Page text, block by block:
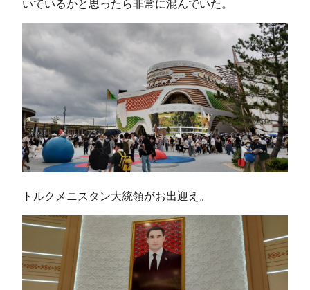
いているかと思ったら非常に混んでいた。
トルクメニスタン大統領がお出迎え。